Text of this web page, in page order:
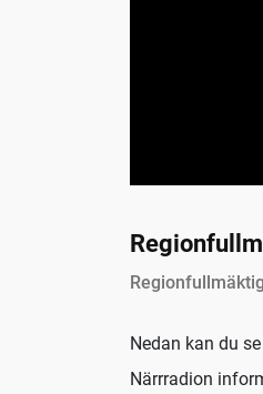
Nedan kan du
Närrradion